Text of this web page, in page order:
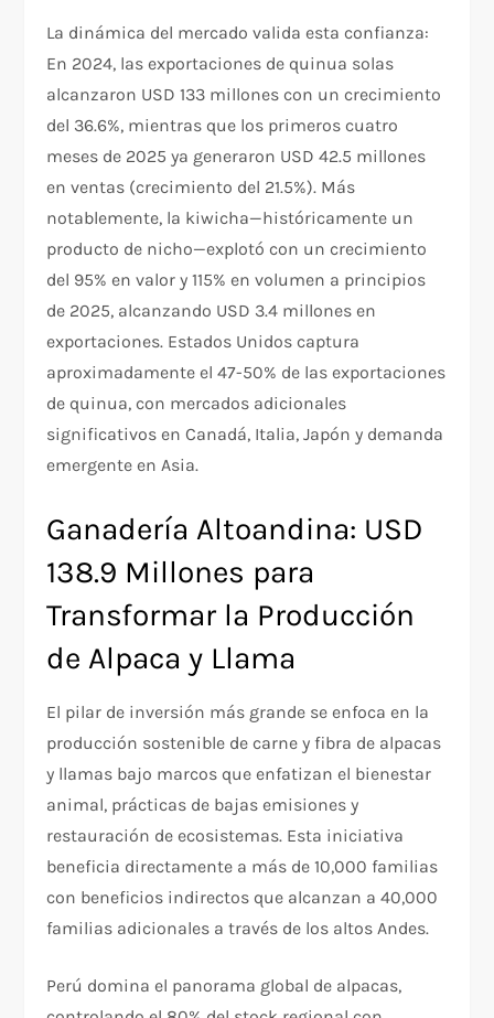
La dinámica del mercado valida esta confianza:
En 2024, las exportaciones de quinua solas
alcanzaron USD 133 millones con un crecimiento
del 36.6%, mientras que los primeros cuatro
meses de 2025 ya generaron USD 42.5 millones
en ventas (crecimiento del 21.5%). Más
notablemente, la kiwicha—históricamente un
producto de nicho—explotó con un crecimiento
del 95% en valor y 115% en volumen a principios
de 2025, alcanzando USD 3.4 millones en
exportaciones. Estados Unidos captura
aproximadamente el 47-50% de las exportaciones
de quinua, con mercados adicionales
significativos en Canadá, Italia, Japón y demanda
emergente en Asia.
Ganadería Altoandina: USD
138.9 Millones para
Transformar la Producción
de Alpaca y Llama
El pilar de inversión más grande se enfoca en la
producción sostenible de carne y fibra de alpacas
y llamas bajo marcos que enfatizan el bienestar
animal, prácticas de bajas emisiones y
restauración de ecosistemas. Esta iniciativa
beneficia directamente a más de 10,000 familias
con beneficios indirectos que alcanzan a 40,000
familias adicionales a través de los altos Andes.
Perú domina el panorama global de alpacas,